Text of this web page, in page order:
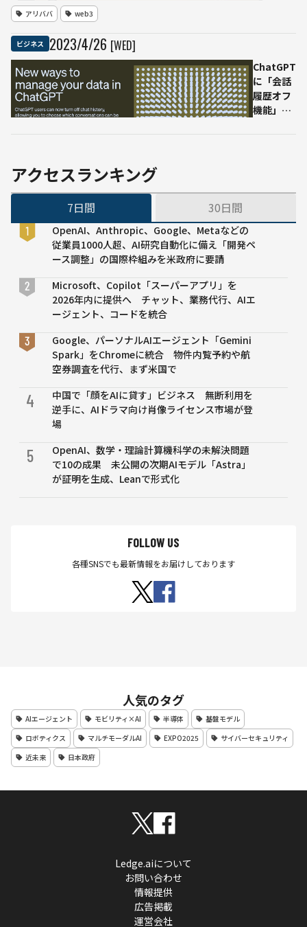
進出
した
理由
アリババ web3
ビジネス 2023/4/26 [WED]
ChatGPT
に「会話
履歴オフ
機能」が
アクセスランキング
7日間 30日間
OpenAI、Anthropic、Google、Metaなどの
従業員1000人超、AI研究自動化に備え「開発ペ
ース調整」の国際枠組みを米政府に要請
Microsoft、Copilot「スーパーアプリ」を
2026年内に提供へ チャット、業務代行、AIエ
ージェント、コードを統合
Google、パーソナルAIエージェント「Gemini
Spark」をChromeに統合 物件内覧予約や航
空券調査を代行、まず米国で
4
中国で「顔をAIに貸す」ビジネス 無断利用を
逆手に、AIドラマ向け肖像ライセンス市場が登
場
5
OpenAI、数学・理論計算機科学の未解決問題
で10の成果 未公開の次期AIモデル「Astra」
が証明を生成、Leanで形式化
FOLLOW US
各種SNSでも最新情報をお届けしております
人気のタグ
AIエージェント モビリティ×AI 半導体
基盤モデル
ロボティクス
マルチモーダルAI EXPO2025
サイバーセキュリティ
近未来
日本政府
Ledge.aiについて
お問い合わせ
情報提供
広告掲載
運営会社